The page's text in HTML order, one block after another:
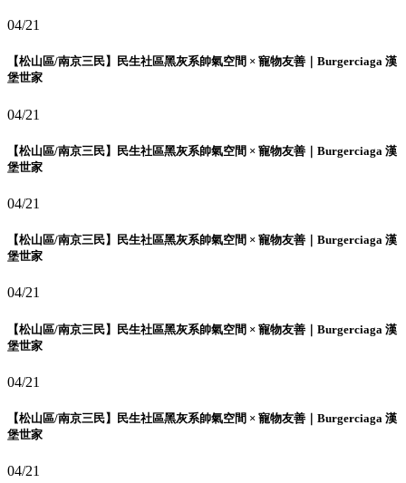
04/21
【松山區/南京三民】民生社區黑灰系帥氣空間 × 寵物友善｜Burgerciaga 漢
堡世家
04/21
【松山區/南京三民】民生社區黑灰系帥氣空間 × 寵物友善｜Burgerciaga 漢
堡世家
04/21
【松山區/南京三民】民生社區黑灰系帥氣空間 × 寵物友善｜Burgerciaga 漢
堡世家
04/21
【松山區/南京三民】民生社區黑灰系帥氣空間 × 寵物友善｜Burgerciaga 漢
堡世家
04/21
【松山區/南京三民】民生社區黑灰系帥氣空間 × 寵物友善｜Burgerciaga 漢
堡世家
04/21